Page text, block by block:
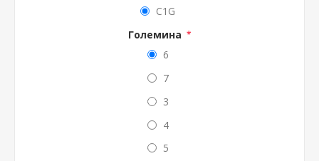
C1G
Големина *
6
7
3
4
5